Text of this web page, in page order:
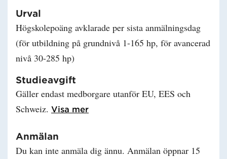
Urval
Högskolepoäng avklarade per sista anmälningsdag
(för utbildning på grundnivå 1-165 hp, för avancerad
nivå 30-285 hp)
Studieavgift
Gäller endast medborgare utanför EU, EES och
Schweiz. Visa merLäs mer om Studieavgift
Anmälan
Du kan inte anmäla dig ännu. Anmälan öppnar 15